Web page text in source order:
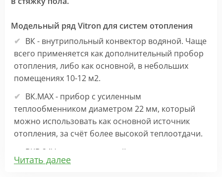
Модельный ряд Vitron для систем отопления
ВК - внутрипольный конвектор водяной. Чаще
всего применяется как дополнительный пробор
отопления, либо как основной, в небольших
помещениях 10-12 м2.
ВК.МАХ - прибор с усиленным
теплообменником диаметром 22 мм, который
можно использовать как основной источник
отопления, за счёт более высокой теплоотдачи.
ВКВ 24V – внутрипольный конвектор
отопления с вентилятором на 24В подходит для
Читать далее